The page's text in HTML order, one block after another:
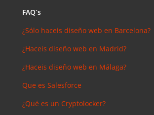
FAQ´s
¿Sólo haceis diseño web en Barcelona?
¿Haceis diseño web en Madrid?
¿Haceis diseño web en Málaga?
Que es Salesforce
¿Qué es un Cryptolocker?